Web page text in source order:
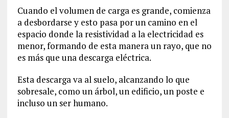
Cuando el volumen de carga es grande, comienza
a desbordarse y esto pasa por un camino en el
espacio donde la resistividad a la electricidad es
menor, formando de esta manera un rayo, que no
es más que una descarga eléctrica.
Esta descarga va al suelo, alcanzando lo que
sobresale, como un árbol, un edificio, un poste e
incluso un ser humano.